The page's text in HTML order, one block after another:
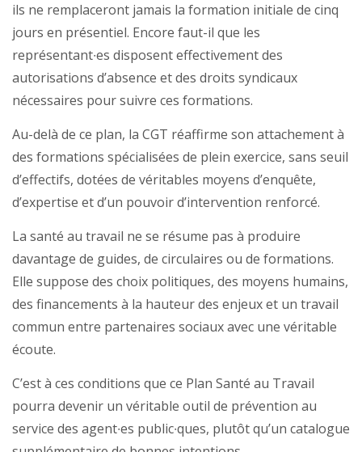
ils ne remplaceront jamais la formation initiale de cinq
jours en présentiel. Encore faut-il que les
représentant∙es disposent effectivement des
autorisations d’absence et des droits syndicaux
nécessaires pour suivre ces formations.
Au-delà de ce plan, la CGT réaffirme son attachement à
des formations spécialisées de plein exercice, sans seuil
d’effectifs, dotées de véritables moyens d’enquête,
d’expertise et d’un pouvoir d’intervention renforcé.
La santé au travail ne se résume pas à produire
davantage de guides, de circulaires ou de formations.
Elle suppose des choix politiques, des moyens humains,
des financements à la hauteur des enjeux et un travail
commun entre partenaires sociaux avec une véritable
écoute.
C’est à ces conditions que ce Plan Santé au Travail
pourra devenir un véritable outil de prévention au
service des agent∙es public∙ques, plutôt qu’un catalogue